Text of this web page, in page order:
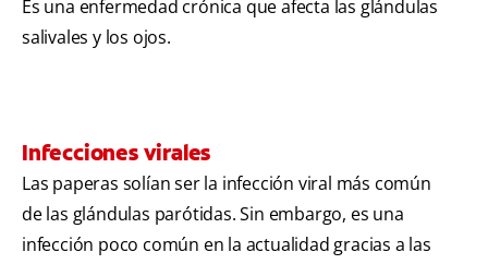
Es una enfermedad crónica que afecta las glándulas
salivales y los ojos.
Infecciones virales
Las paperas solían ser la infección viral más común
de las glándulas parótidas. Sin embargo, es una
infección poco común en la actualidad gracias a las